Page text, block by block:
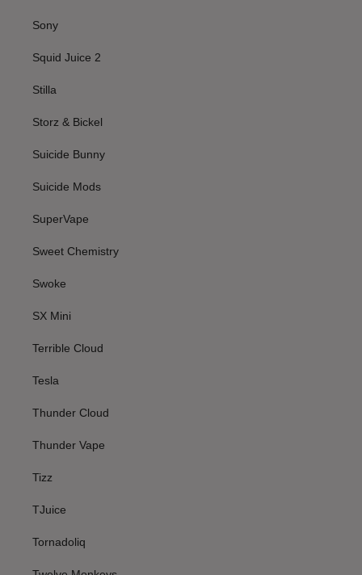
Sony
Squid Juice 2
Stilla
Storz & Bickel
Suicide Bunny
Suicide Mods
SuperVape
Sweet Chemistry
Swoke
SX Mini
Terrible Cloud
Tesla
Thunder Cloud
Thunder Vape
Tizz
TJuice
Tornadoliq